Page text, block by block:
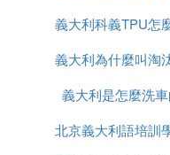
泡芙小故事和由來：
泡芙小故事：相傳泡
技術上卻被認為是偶
堡王朝和法國的波旁
收漁翁得利，決定講
義大利科義TPU怎
義大利為什麼叫淘
之王
義大利是怎麼洗
北京義大利語培訓